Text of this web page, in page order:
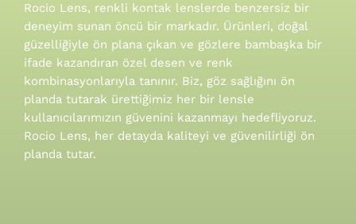
Rocio Lens, renkli kontak lenslerde benzersiz bir
deneyim sunan öncü bir markadır. Ürünleri, doğal
güzelliğiyle ön plana çıkan ve gözlere bambaşka bir
ifade kazandıran özel desen ve renk
kombinasyonlarıyla tanınır. Biz, göz sağlığını ön
planda tutarak ürettiğimiz her bir lensle
kullanıcılarımızın güvenini kazanmayı hedefliyoruz.
Rocio Lens, her detayda kaliteyi ve güvenilirliği ön
planda tutar.